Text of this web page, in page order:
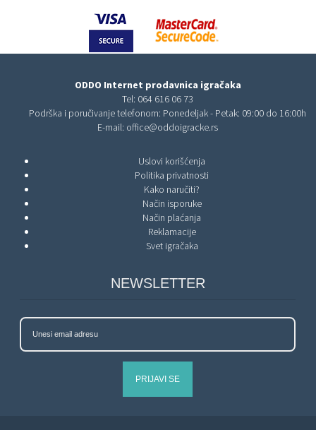
ODDO Internet prodavnica igračaka
Tel: 064 616 06 73
Podrška i poručivanje telefonom: Ponedeljak - Petak: 09:00 do 16:00h
E-mail: office@oddoigracke.rs
Uslovi korišćenja
Politika privatnosti
Kako naručiti?
Način isporuke
Način plaćanja
Reklamacije
Svet igračaka
NEWSLETTER
PRIJAVI SE